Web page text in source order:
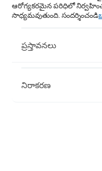
ఆరోగ్యకరమైన పరిధిలో
సాధ్యమవుతుంది. సందర్శించండి
ప్రస్తావనలు
https://
నిరాకరణ